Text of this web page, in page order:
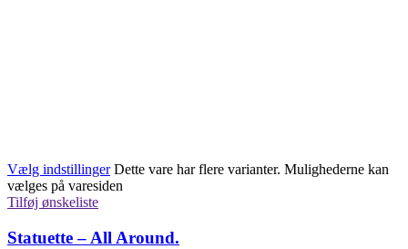
Vælg indstillinger Dette vare har flere varianter. Mulighederne kan
vælges på varesiden
Tilføj ønskeliste
Statuette – All Around.